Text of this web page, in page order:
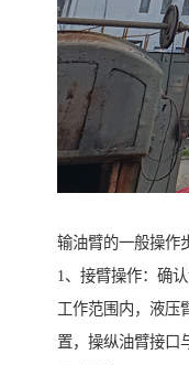
输油臂的一般操作
1、接臂操作：确
工作范围内，液压
置，操纵油臂接口